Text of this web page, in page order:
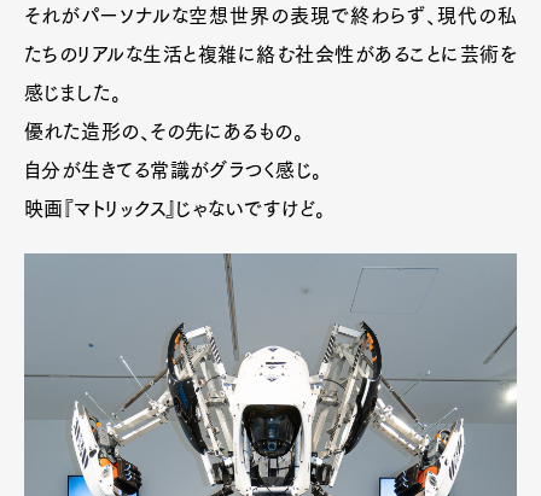
それがパーソナルな空想世界の表現で終わらず、現代の私
たちのリアルな生活と複雑に絡む社会性があることに芸術を
感じました。
優れた造形の、その先にあるもの。
自分が生きてる常識がグラつく感じ。
映画『マトリックス』じゃないですけど。